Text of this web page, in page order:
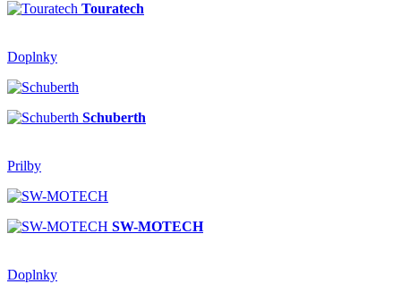
Touratech
Doplnky
Schuberth
Prilby
SW-MOTECH
Doplnky